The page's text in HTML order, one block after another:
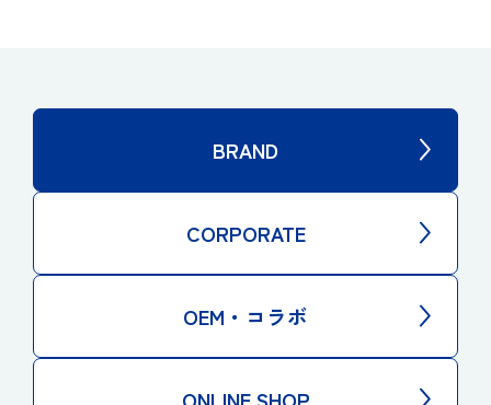
BRAND
CORPORATE
OEM・コラボ
ONLINE SHOP